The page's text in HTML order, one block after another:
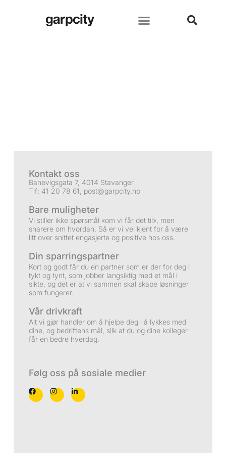
Kontakt oss
Banevigsgata 7, 4014 Stavanger
Tlf: 41 20 78 61, post@garpcity.no
Bare muligheter
Vi stiller ikke spørsmål «om vi får det til», men
snarere om hvordan. Så er vi vel kjent for å være
litt over snittet engasjerte og positive hos oss.
Din sparringspartner
Kort og godt får du en partner som er der for deg i
tykt og tynt, som jobber langsiktig med et mål i
sikte, og det er at vi sammen skal skape løsninger
som fungerer.
Vår drivkraft
Alt vi gjør handler om å hjelpe deg i å lykkes med
dine, og bedriftens mål, slik at du og dine kolleger
får en bedre hverdag.
Følg oss på sosiale medier